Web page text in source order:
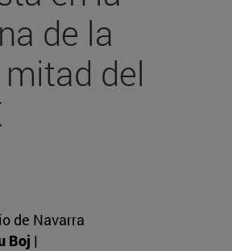
de la
del
de Navarra
Boj |